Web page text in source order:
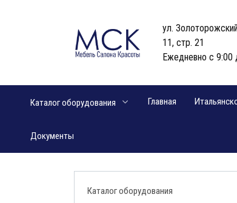
ул.
11, стр. 21
Ежедневно с 9:00
Каталог оборудования Главная
Документы
Каталог оборудования